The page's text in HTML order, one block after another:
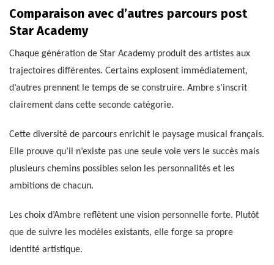
Comparaison avec d’autres parcours post
Star Academy
Chaque génération de Star Academy produit des artistes aux
trajectoires différentes. Certains explosent immédiatement,
d’autres prennent le temps de se construire. Ambre s’inscrit
clairement dans cette seconde catégorie.
Cette diversité de parcours enrichit le paysage musical français.
Elle prouve qu’il n’existe pas une seule voie vers le succès mais
plusieurs chemins possibles selon les personnalités et les
ambitions de chacun.
Les choix d’Ambre reflètent une vision personnelle forte. Plutôt
que de suivre les modèles existants, elle forge sa propre
identité artistique.